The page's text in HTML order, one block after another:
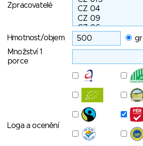
Zpracovatelé
Hmotnost/objem gr
Množství 1
porce
Loga a ocenění